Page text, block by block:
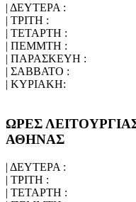
| ΔΕΥΤΕΡΑ :
| ΤΡΙΤΗ :
| ΤΕΤΑΡΤΗ :
| ΠΕΜΜΤΗ :
| ΠΑΡΑΣΚΕΥΗ :
| ΣΑΒΒΑΤΟ :
| ΚΥΡΙΑΚΗ:
ΩΡΕΣ
ΑΘΗΝΑΣ
| ΔΕΥΤΕΡΑ :
| ΤΡΙΤΗ :
| ΤΕΤΑΡΤΗ :